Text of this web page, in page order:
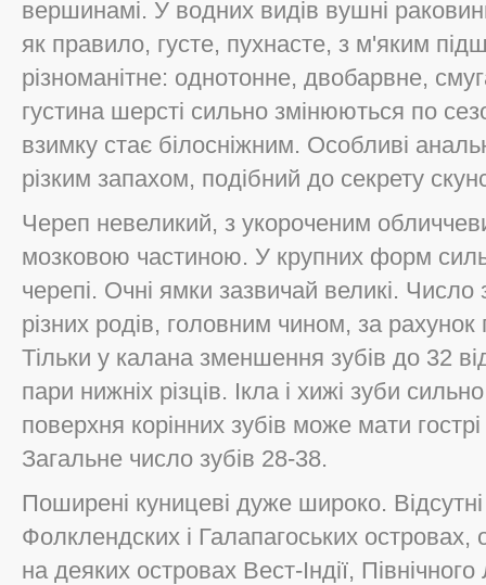
вершинамі. У водних видів вушні
як правило, густе, пухнасте, з м'яким
різноманітне: однотонне, двобарвне,
густина шерсті сильно змінюються по
взимку стає білосніжним. Особливі
різким запахом, подібний до секрету
Череп невеликий, з укороченим
мозковою частиною. У крупних форм
черепі. Очні ямки зазвичай великі. Число
різних родів, головним чином, за рахунок
Тільки у калана зменшення зубів до 32
пари нижніх різців. Ікла і хижі зуби
поверхня корінних зубів може мати
Загальне число зубів 28-38.
Поширені куницеві дуже широко. Відсутні
Фолклендских і Галапагоських островах,
на деяких островах Вест-Індії,